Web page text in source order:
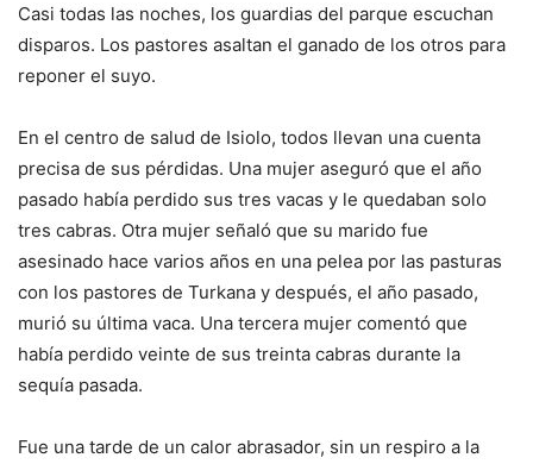
Casi todas las noches, los guardias del parque escuchan
disparos. Los pastores asaltan el ganado de los otros para
reponer el suyo.
En el centro de salud de Isiolo, todos llevan una cuenta
precisa de sus pérdidas. Una mujer aseguró que el año
pasado había perdido sus tres vacas y le quedaban solo
tres cabras. Otra mujer señaló que su marido fue
asesinado hace varios años en una pelea por las pasturas
con los pastores de Turkana y después, el año pasado,
murió su última vaca. Una tercera mujer comentó que
había perdido veinte de sus treinta cabras durante la
sequía pasada.
Fue una tarde de un calor abrasador, sin un respiro a la